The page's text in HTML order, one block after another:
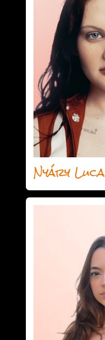
Nyáry Luca